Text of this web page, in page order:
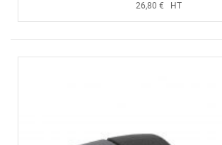
26,80 € HT